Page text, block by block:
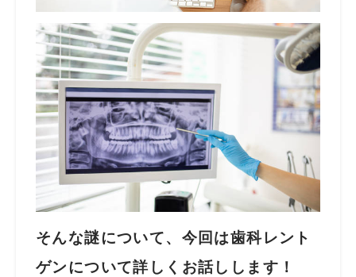
そんな謎について、今回は歯科レント
ゲンについて詳しくお話しします！